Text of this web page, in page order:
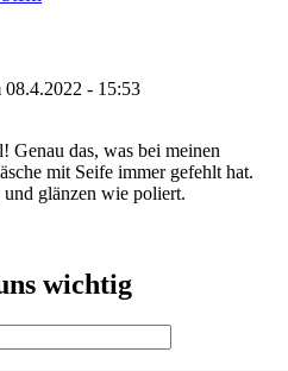
08.4.2022 - 15:53
Genau das, was bei meinen
mit Seife immer gefehlt hat.
glänzen wie poliert.
wichtig